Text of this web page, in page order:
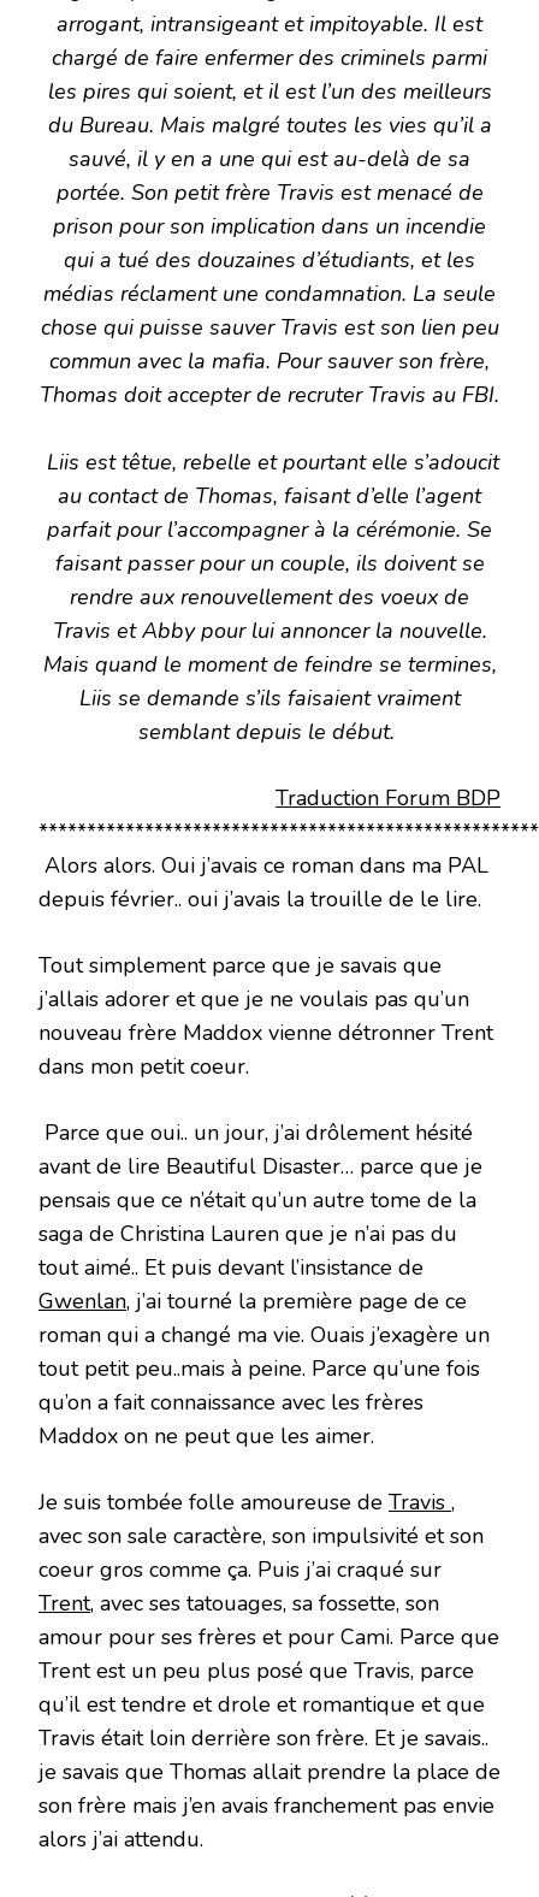
arrogant, intransigeant et impitoyable. Il est
chargé de faire enfermer des criminels parmi
les pires qui soient, et il est l’un des meilleurs
du Bureau. Mais malgré toutes les vies qu’il a
sauvé, il y en a une qui est au-delà de sa
portée. Son petit frère Travis est menacé de
prison pour son implication dans un incendie
qui a tué des douzaines d’étudiants, et les
médias réclament une condamnation. La seule
chose qui puisse sauver Travis est son lien peu
commun avec la mafia. Pour sauver son frère,
Thomas doit accepter de recruter Travis au FBI.
Liis est têtue, rebelle et pourtant elle s’adoucit
au contact de Thomas, faisant d’elle l’agent
parfait pour l’accompagner à la cérémonie. Se
faisant passer pour un couple, ils doivent se
rendre aux renouvellement des voeux de
Travis et Abby pour lui annoncer la nouvelle.
Mais quand le moment de feindre se termines,
Liis se demande s’ils faisaient vraiment
semblant depuis le début.
Traduction Forum BDP
Alors alors. Oui j’avais ce roman dans ma PAL
depuis février.. oui j’avais la trouille de le lire.
Tout simplement parce que je savais que
j’allais adorer et que je ne voulais pas qu’un
nouveau frère Maddox vienne détronner Trent
dans mon petit coeur.
Parce que oui.. un jour, j’ai drôlement hésité
avant de lire Beautiful Disaster… parce que je
pensais que ce n’était qu’un autre tome de la
saga de Christina Lauren que je n’ai pas du
tout aimé.. Et puis devant l’insistance de
Gwenlan, j’ai tourné la première page de ce
roman qui a changé ma vie. Ouais j’exagère un
tout petit peu..mais à peine. Parce qu’une fois
qu’on a fait connaissance avec les frères
Maddox on ne peut que les aimer.
Je suis tombée folle amoureuse de Travis ,
avec son sale caractère, son impulsivité et son
coeur gros comme ça. Puis j’ai craqué sur
Trent, avec ses tatouages, sa fossette, son
amour pour ses frères et pour Cami. Parce que
Trent est un peu plus posé que Travis, parce
qu’il est tendre et drole et romantique et que
Travis était loin derrière son frère. Et je savais..
je savais que Thomas allait prendre la place de
son frère mais j’en avais franchement pas envie
alors j’ai attendu.